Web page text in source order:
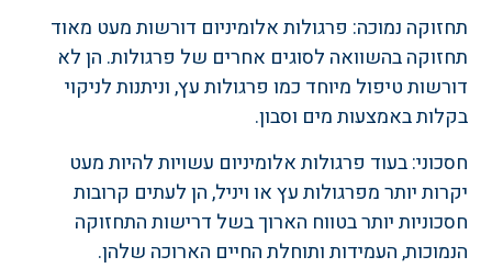
תחזוקה נמוכה: פרגולות אלומיניום דורשות מעט מאוד
תחזוקה בהשוואה לסוגים אחרים של פרגולות. הן לא
דורשות טיפול מיוחד כמו פרגולות עץ, וניתנות לניקוי
בקלות באמצעות מים וסבון.
חסכוני: בעוד פרגולות אלומיניום עשויות להיות מעט
יקרות יותר מפרגולות עץ או ויניל, הן לעתים קרובות
חסכוניות יותר בטווח הארוך בשל דרישות התחזוקה
הנמוכות, העמידות ותוחלת החיים הארוכה שלהן.